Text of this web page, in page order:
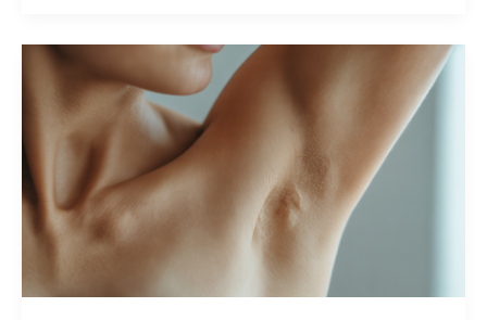
Ganglion
aisselle
comment
un
ganglion